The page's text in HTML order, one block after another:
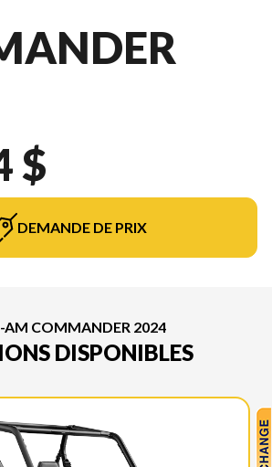
$
DEMANDE DE PRIX
AM COMMANDER 2024
DISPONIBLES